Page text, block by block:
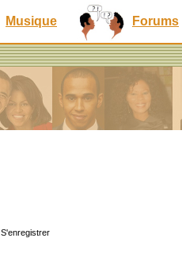
Musique Forums
S'enregistrer